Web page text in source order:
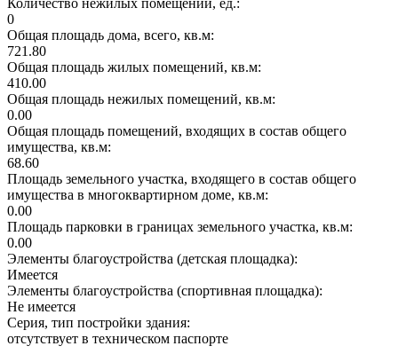
0
Общая площадь дома, всего, кв.м:
721.80
Общая площадь жилых помещений, кв.м:
410.00
Общая площадь нежилых помещений, кв.м:
0.00
Общая площадь помещений, входящих в состав общего
имущества, кв.м:
68.60
Площадь земельного участка, входящего в состав общего
имущества в многоквартирном доме, кв.м:
0.00
Площадь парковки в границах земельного участка, кв.м:
0.00
Элементы благоустройства (детская площадка):
Имеется
Элементы благоустройства (спортивная площадка):
Не имеется
Серия, тип постройки здания:
отсутствует в техническом паспорте